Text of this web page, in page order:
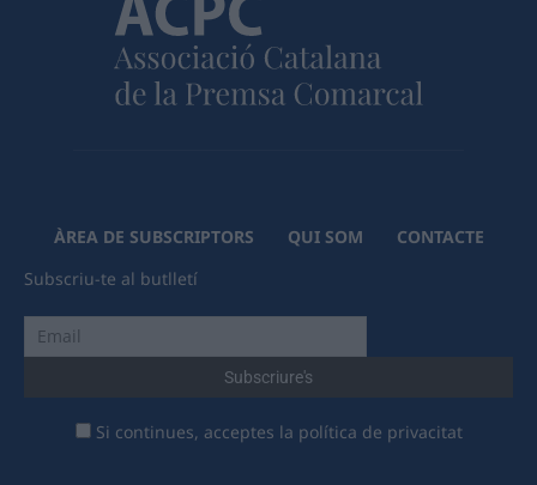
ÀREA DE SUBSCRIPTORS QUI SOM
CONTACTE
Subscriu-te al butlletí
Si continues, acceptes la política de privacitat